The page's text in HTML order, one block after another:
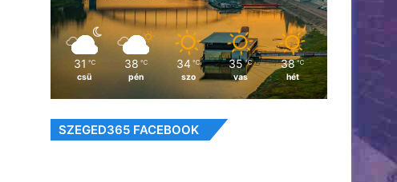
31 ℃
csü
38 ℃
pén
34 ℃
szo
35 ℃
vas
38 ℃
hét
SZEGED365 FACEBOOK